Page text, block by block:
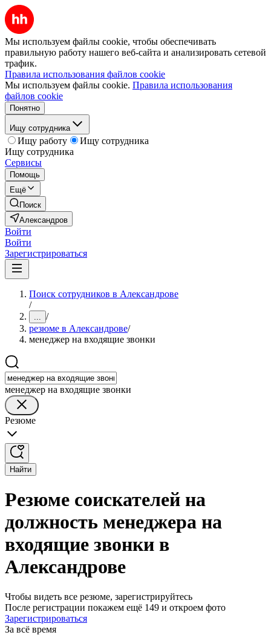
Мы используем файлы cookie, чтобы обеспечивать
правильную работу нашего веб-сайта и анализировать сетевой
трафик.
Правила использования файлов cookie
Мы используем файлы cookie. Правила использования
файлов cookie
Понятно
Ищу сотрудника
Ищу работу
Ищу сотрудника
Ищу сотрудника
Сервисы
Помощь
Ещё
Поиск
Александров
Войти
Войти
Зарегистрироваться
Поиск сотрудников в Александрове
/
... /
резюме в Александрове/
менеджер на входящие звонки
менеджер на входящие звонки
Резюме
Найти
Резюме соискателей на
должность менеджера на
входящие звонки в
Александрове
Чтобы видеть все резюме, зарегистрируйтесь
После регистрации покажем ещё 149 и откроем фото
Зарегистрироваться
За всё время